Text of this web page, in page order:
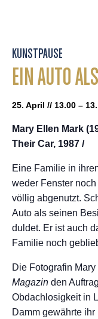
KUNSTPAUSE
EIN AUTO
25. April // 13.00 –
Mary Ellen Mark
Their Car, 1987 /
Eine Familie in
weder Fenster
völlig abgenutzt.
Auto als seinen
duldet. Er ist auch
Familie noch
Die Fotografin
Magazin den
Obdachlosigkeit in
Damm gewährte